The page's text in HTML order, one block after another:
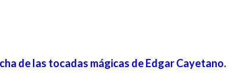
de las tocadas mágicas de Edgar Cayetano.